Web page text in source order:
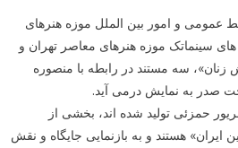
عمومی و امور بین الملل موزه هنرهای
های سینماتک موزه هنرهای معاصر تهران و
زنان»، سه مستند در رابطه با منصوره
صدر به نمایش درمی آید.
حمزئی تولید شده اند، بخشی از
ایران» هستند و به بازنمایی جایگاه و نقش